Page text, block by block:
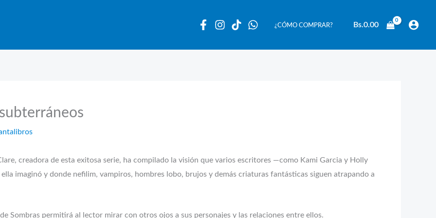
¿CÓMO COMPRAR? Bs.0.00
creadora de esta exitosa serie, ha compilado la visión que varios escritores —como Kami Garcia y Holly
imaginó y donde nefilim, vampiros, hombres lobo, brujos y demás criaturas fantásticas siguen atrapando a
Sombras permitirá al lector mirar con otros ojos a sus personajes y las relaciones entre ellos.